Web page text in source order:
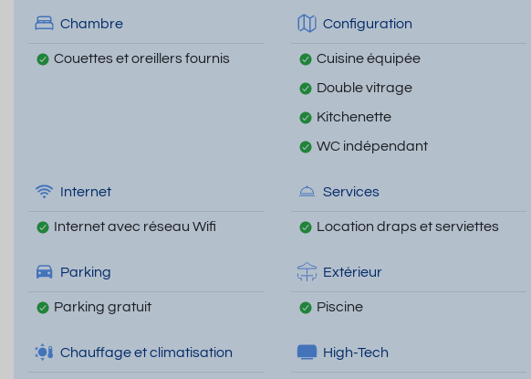
Chambre
Couettes et oreillers fournis
Configuration
Cuisine équipée
Double vitrage
Kitchenette
WC indépendant
Internet
Internet avec réseau Wifi
Services
Location draps et serviettes
Parking
Parking gratuit
Extérieur
Piscine
Chauffage et climatisation High-Tech